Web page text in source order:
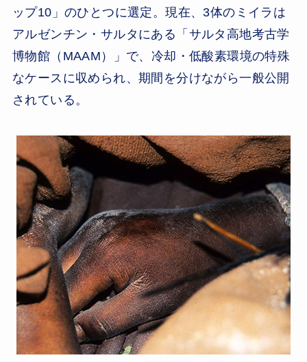
ップ10」のひとつに選定。現在、3体のミイラは
アルゼンチン・サルタにある「サルタ高地考古学
博物館（MAAM）」で、冷却・低酸素環境の特殊
なケースに収められ、期間を分けながら一般公開
されている。